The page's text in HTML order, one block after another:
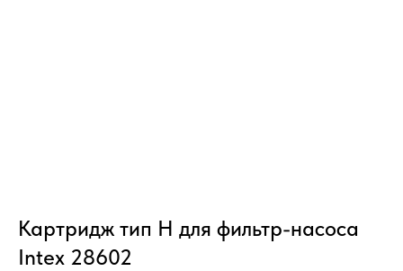
Картридж тип H для фильтр-насоса
Intex 28602